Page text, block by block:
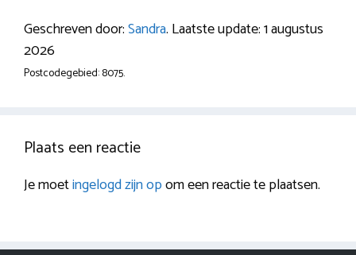
Geschreven door:Sandra. Laatste update: 1 augustus
2026
Postcodegebied: 8075.
Plaats een reactie
Je moetingelogd zijn opom een reactie te plaatsen.